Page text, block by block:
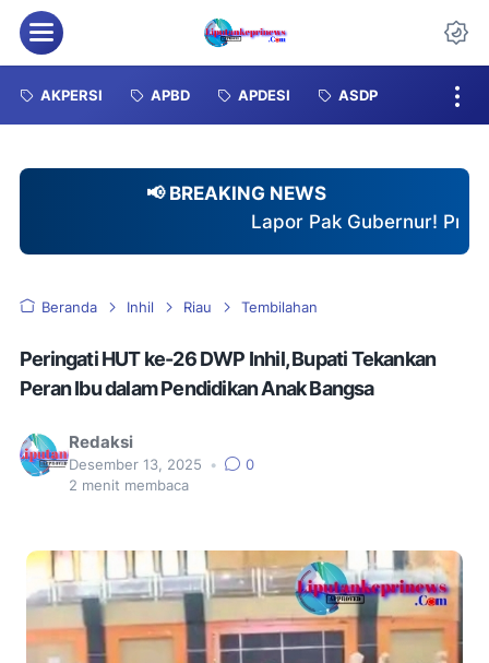
Menu
AKPERSI APBD APDESI ASDP
📢 BREAKING NEWS
Lapor Pak Gubernur! Proyek Jalan Provinsi
Beranda Inhil Riau Tembilahan
Peringati HUT ke-26 DWP Inhil, Bupati Tekankan
Peran Ibu dalam Pendidikan Anak Bangsa
Redaksi
Desember 13, 2025 •
0
2 menit membaca